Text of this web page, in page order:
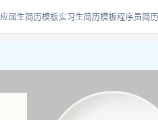
应届生简历模板实习生简历模板程序员简